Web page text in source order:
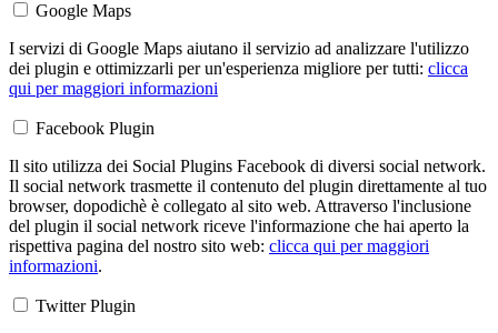
Google Maps
I servizi di Google Maps aiutano il servizio ad analizzare l'utilizzo
dei plugin e ottimizzarli per un'esperienza migliore per tutti: clicca
qui per maggiori informazioni
Facebook Plugin
Il sito utilizza dei Social Plugins Facebook di diversi social network.
Il social network trasmette il contenuto del plugin direttamente al tuo
browser, dopodichè è collegato al sito web. Attraverso l'inclusione
del plugin il social network riceve l'informazione che hai aperto la
rispettiva pagina del nostro sito web: clicca qui per maggiori
informazioni.
Twitter Plugin